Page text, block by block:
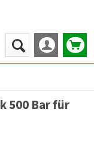
500 Bar für